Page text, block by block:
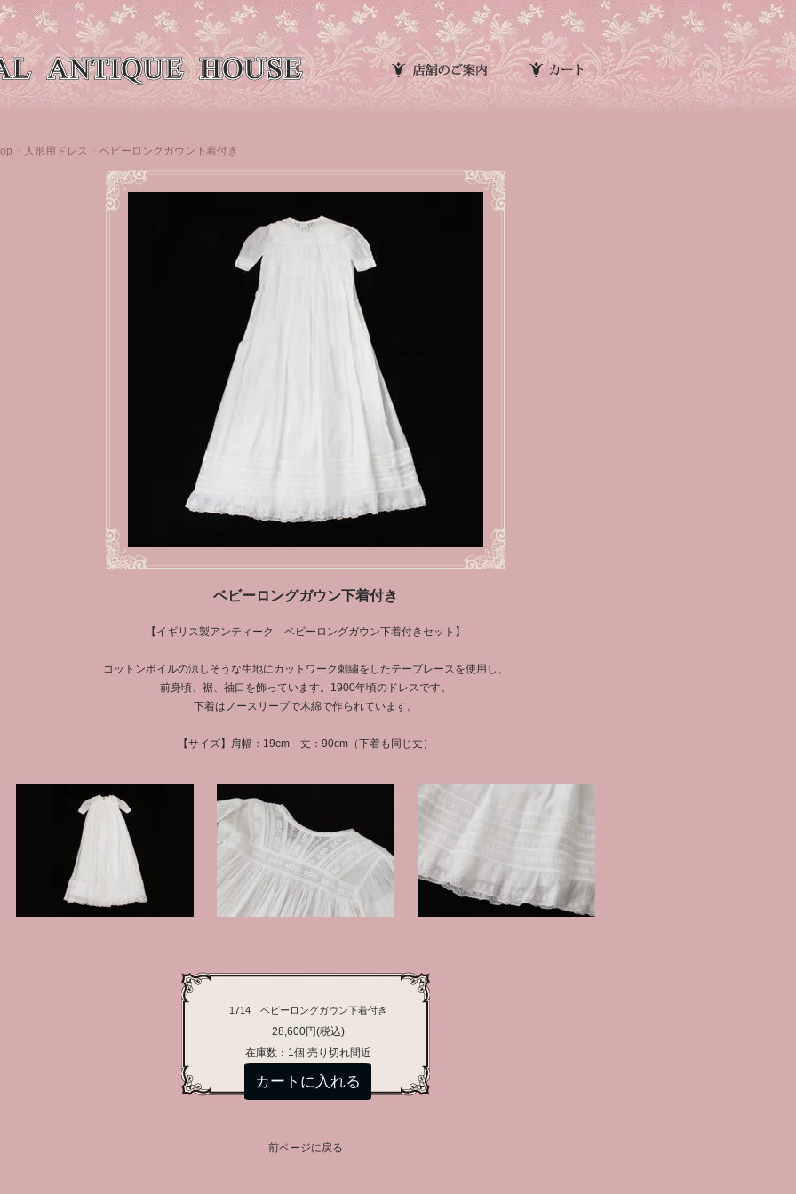
人形用ドレス ベビーロングガウン下着付き
ベビーロングガウン下着付き
【イギリス製アンティーク ベビーロングガウン下着付きセット】
コットンボイルの涼しそうな生地にカットワーク刺繍をしたテープレースを使用し、
前身頃、裾、袖口を飾っています。1900年頃のドレスです。
下着はノースリーブで木綿で作られています。
【サイズ】肩幅：19cm 丈：90cm（下着も同じ丈）
1714 ベビーロングガウン下着付き
28,600円(税込)
在庫数：1個 売り切れ間近
前ページに戻る